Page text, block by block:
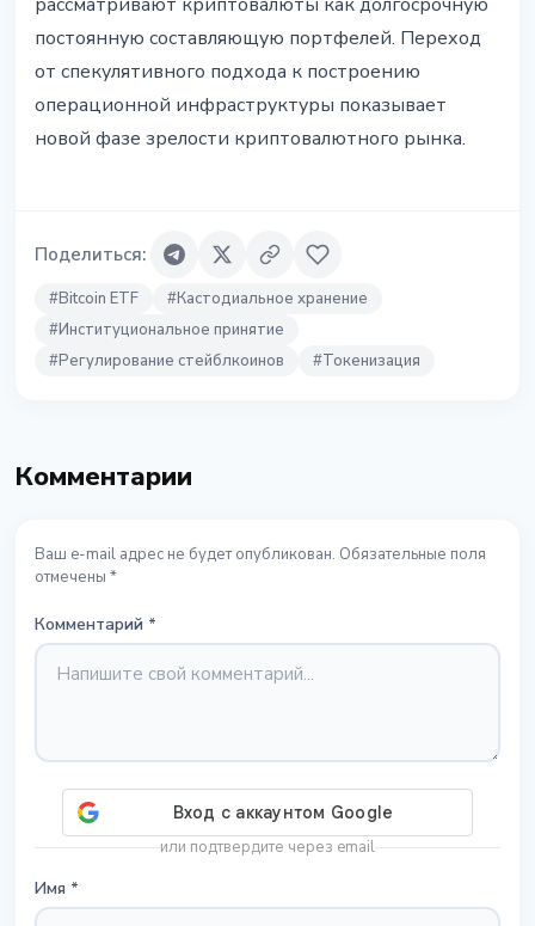
рассматривают криптовалюты как долгосрочную
постоянную составляющую портфелей. Переход
от спекулятивного подхода к построению
операционной инфраструктуры показывает
новой фазе зрелости криптовалютного рынка.
Поделиться:
#Bitcoin ETF #Кастодиальное хранение
#Институциональное принятие
#Регулирование стейблкоинов #Токенизация
Комментарии
Ваш e-mail адрес не будет опубликован. Обязательные поля
отмечены *
Комментарий *
или подтвердите через email
Имя *